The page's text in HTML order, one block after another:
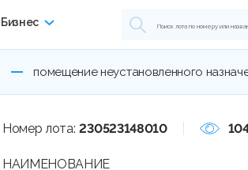
Бизнес
помещение неустановленного
Номер лота: 230523148010
НАИМЕНОВАНИЕ